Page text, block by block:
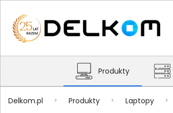
Produkty
Delkom.pl Produkty Laptopy